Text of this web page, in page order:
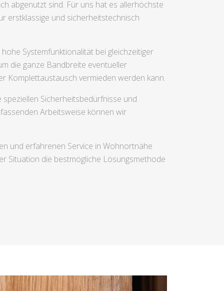
abgenutzt sind. Für uns hat es allerhöchste
erstklassige und sicherheitstechnisch
Systemfunktionalität bei gleichzeitiger
die ganze Bandbreite eventueller
Komplettaustausch vermieden werden kann.
Sicherheitsbedürfnisse und
Arbeitsweise können wir
und erfahrenen Service in Wohnortnähe
Situation die bestmögliche Lösungsmethode